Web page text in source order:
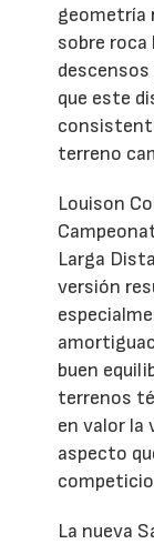
geometría
sobre roca
que este
terreno
Louison
Larga
versión
buen
terrenos
en valor la
aspecto
La nueva